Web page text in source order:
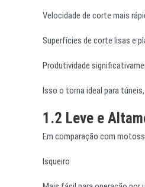
Velocidade de corte mais
Superfícies de corte lisas e
Produtividade
Isso o torna ideal para
1.2 Leve e
Em comparação com
Isqueiro